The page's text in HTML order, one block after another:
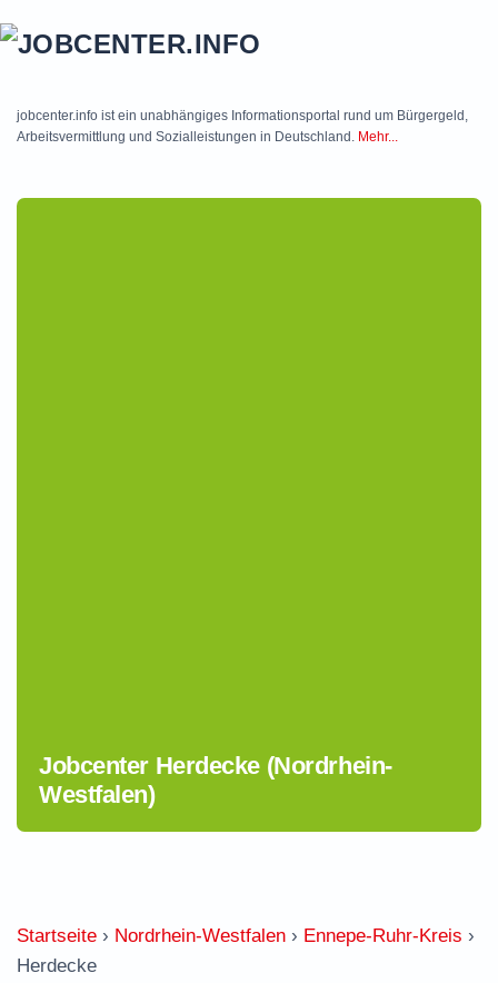
jobcenter.info ist ein unabhängiges Informationsportal rund um Bürgergeld,
Arbeitsvermittlung und Sozialleistungen in Deutschland. Mehr...
Jobcenter Herdecke (Nordrhein-
Westfalen)
Startseite › Nordrhein-Westfalen › Ennepe-Ruhr-Kreis ›
Herdecke